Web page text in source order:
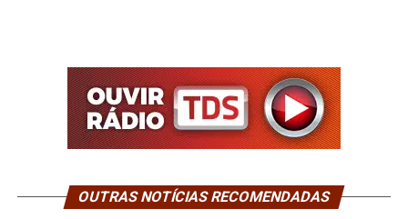
OUTRAS NOTÍCIAS RECOMENDADAS